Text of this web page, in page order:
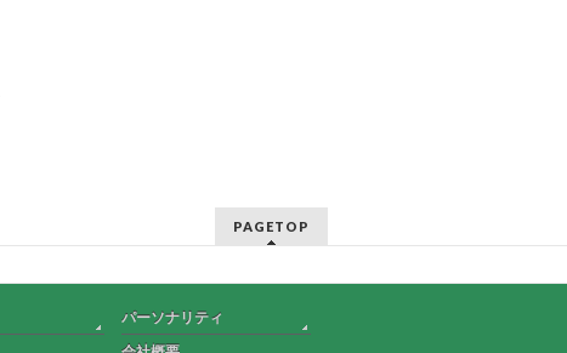
PAGETOP
パーソナリティ